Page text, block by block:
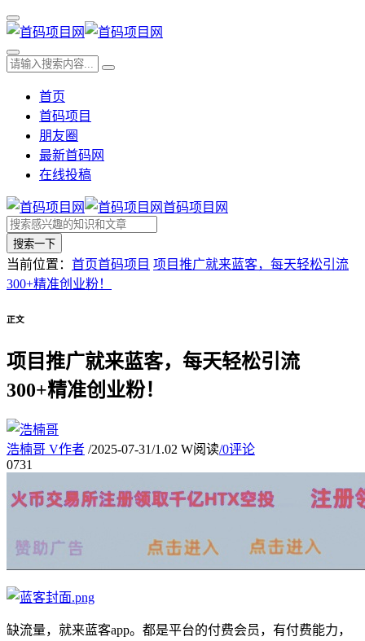
首页
首码项目
朋友圈
最新首码网
在线投稿
首码项目网
搜索一下
当前位置： 首页首码项目 项目推广就来蓝客，每天轻松引流
300+精准创业粉！
正文
项目推广就来蓝客，每天轻松引流
300+精准创业粉！
浩楠哥 V作者 /2025-07-31/1.02 W阅读/0评论
0731
缺流量，就来蓝客app。都是平台的付费会员，有付费能力，